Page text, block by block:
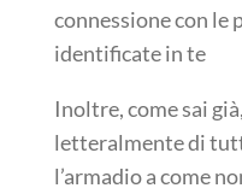
connessione con le
identificate in te
Inoltre, come sai
letteralmente di
l’armadio a come